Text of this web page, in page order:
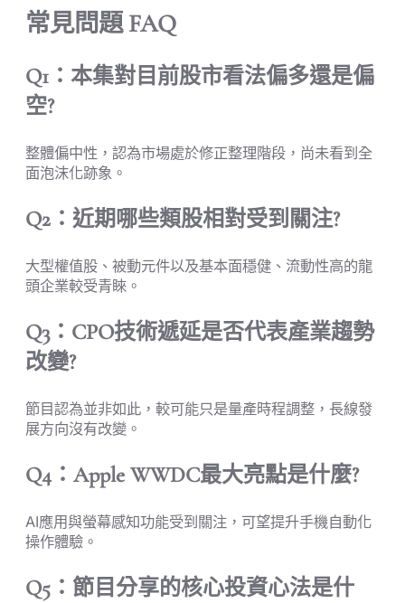
常見問題 FAQ
Q1：本集對目前股市看法偏多還是偏
空?
整體偏中性，認為市場處於修正整理階段，尚未看到全
面泡沫化跡象。
Q2：近期哪些類股相對受到關注?
大型權值股、被動元件以及基本面穩健、流動性高的龍
頭企業較受青睞。
Q3：CPO技術遞延是否代表產業趨勢
改變?
節目認為並非如此，較可能只是量產時程調整，長線發
展方向沒有改變。
Q4：Apple WWDC最大亮點是什麼?
AI應用與螢幕感知功能受到關注，可望提升手機自動化
操作體驗。
Q5：節目分享的核心投資心法是什